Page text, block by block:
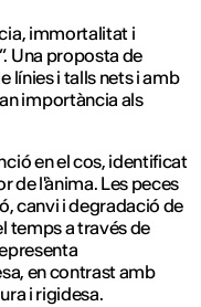
immortalitat i
Una proposta de
línies i talls nets i amb
importància als
en el cos, identificat
de l'ànima. Les peces
canvi i degradació de
temps a través de
en contrast amb
i rigidesa.